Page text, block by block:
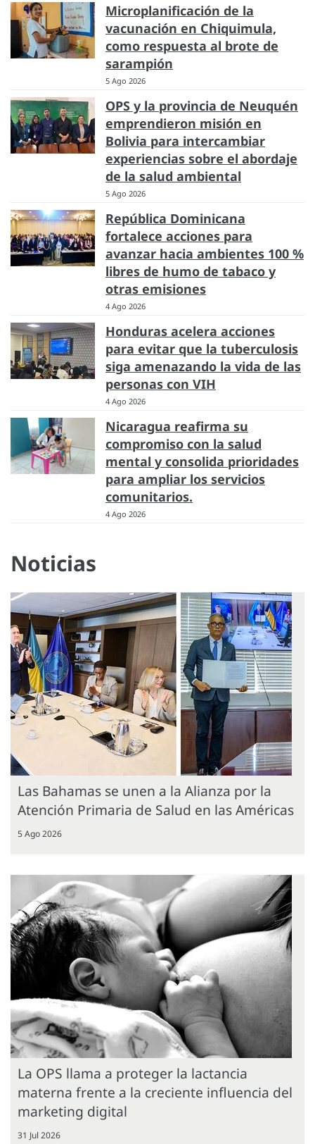
Microplanificación de la
vacunación en Chiquimula,
como respuesta al brote de
sarampión
5 Ago 2026
OPS y la provincia de Neuquén
emprendieron misión en
Bolivia para intercambiar
experiencias sobre el abordaje
de la salud ambiental
5 Ago 2026
República Dominicana
fortalece acciones para
avanzar hacia ambientes 100 %
libres de humo de tabaco y
otras emisiones
4 Ago 2026
Honduras acelera acciones
para evitar que la tuberculosis
siga amenazando la vida de las
personas con VIH
4 Ago 2026
Nicaragua reafirma su
compromiso con la salud
mental y consolida prioridades
para ampliar los servicios
comunitarios.
4 Ago 2026
Noticias
Las Bahamas se unen a la Alianza por la
Atención Primaria de Salud en las Américas
5 Ago 2026
La OPS llama a proteger la lactancia
materna frente a la creciente influencia del
marketing digital
31 Jul 2026